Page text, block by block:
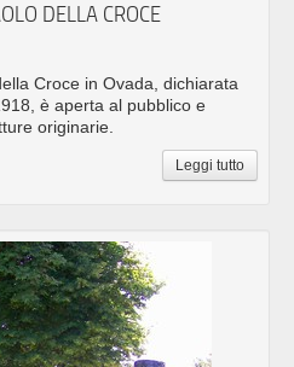
DELLA CROCE
Croce in Ovada, dichiarata
è aperta al pubblico e
originarie.
Leggi tutto